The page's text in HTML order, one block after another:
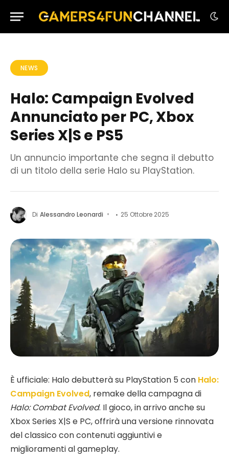
NEWS
Halo: Campaign Evolved
Annunciato per PC, Xbox
Series X|S e PS5
Un annuncio importante che segna il debutto
di un titolo della serie Halo su PlayStation.
Di Alessandro Leonardi 25 Ottobre 2025
È ufficiale: Halo debutterà su PlayStation 5 con Halo:
Campaign Evolved, remake della campagna di
Halo: Combat Evolved. Il gioco, in arrivo anche su
Xbox Series X|S e PC, offrirà una versione rinnovata
del classico con contenuti aggiuntivi e
miglioramenti al gameplay.